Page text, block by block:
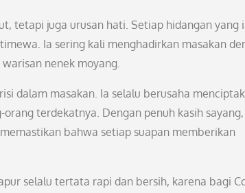
tetapi juga urusan hati. Setiap hidangan yang
Ia sering kali menghadirkan masakan
nenek moyang.
dalam masakan. Ia selalu berusaha
terdekatnya. Dengan penuh kasih
bahwa setiap suapan memberikan
selalu tertata rapi dan bersih, karena bagi